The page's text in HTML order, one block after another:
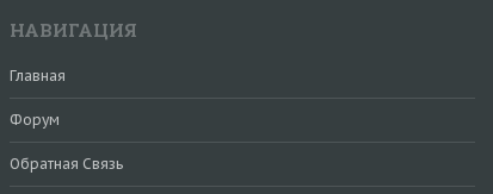
НАВИГАЦИЯ
Главная
Форум
Обратная Связь